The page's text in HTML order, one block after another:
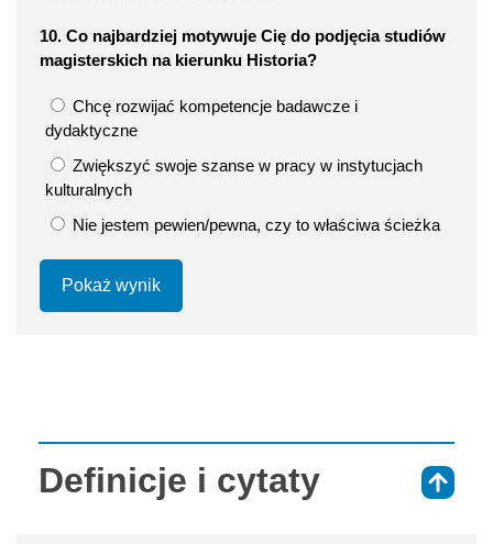
10. Co najbardziej motywuje Cię do podjęcia studiów
magisterskich na kierunku Historia?
Chcę rozwijać kompetencje badawcze i
dydaktyczne
Zwiększyć swoje szanse w pracy w instytucjach
kulturalnych
Nie jestem pewien/pewna, czy to właściwa ścieżka
Pokaż wynik
Definicje i cytaty